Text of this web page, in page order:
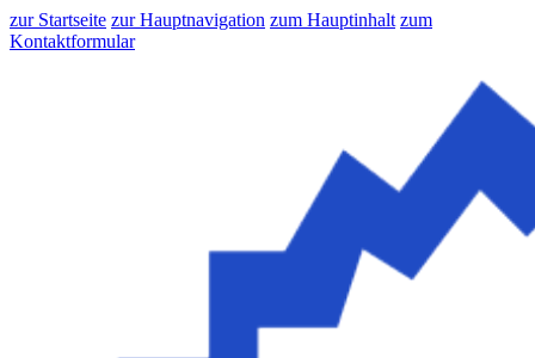
zur Startseite zur Hauptnavigation zum Hauptinhalt zum
Kontaktformular